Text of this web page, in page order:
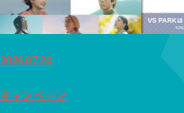
2026.07.24
キャンペーン